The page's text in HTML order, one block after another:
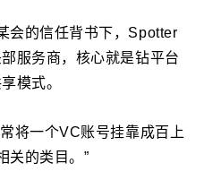
会的信任背书下， Spotter
服务商，核心就是钻平台
模式。
将一个VC账号挂靠成百上
关的类目。”